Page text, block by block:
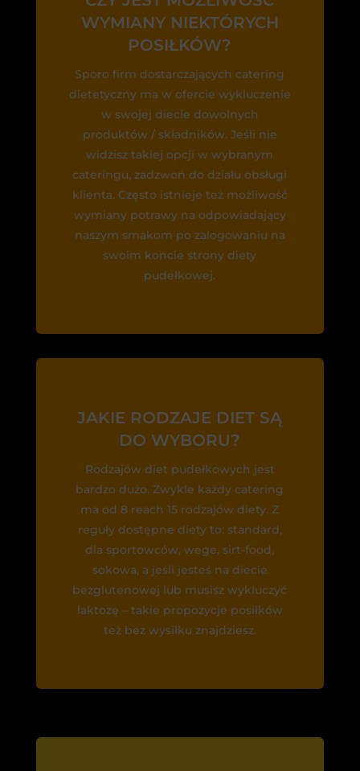
WYMIANY NIEKTÓRYCH
POSIŁKÓW?
Sporo firm dostarczających catering
dietetyczny ma w ofercie wykluczenie
w swojej diecie dowolnych
produktów / składników. Jeśli nie
widzisz takiej opcji w wybranym
cateringu, zadzwoń do działu obsługi
klienta. Często istnieje też możliwość
wymiany potrawy na odpowiadający
naszym smakom po zalogowaniu na
swoim koncie strony diety
pudełkowej.
JAKIE RODZAJE DIET SĄ
DO WYBORU?
Rodzajów diet pudełkowych jest
bardzo dużo. Zwykle każdy catering
ma od 8 reach 15 rodzajów diety. Z
reguły dostępne diety to: standard,
dla sportowców, wege, sirt-food,
sokowa, a jeśli jesteś na diecie
bezglutenowej lub musisz wykluczyć
laktozę – takie propozycje posiłków
też bez wysiłku znajdziesz.